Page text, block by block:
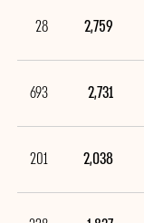
2,759
28
2,731
693
2,038
201